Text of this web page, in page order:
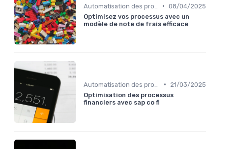
• 08/04/2025
Optimisez vos processus avec un
modèle de note de frais efficace
•
21/03/2025
Optimisation des processus
financiers avec sap co fi